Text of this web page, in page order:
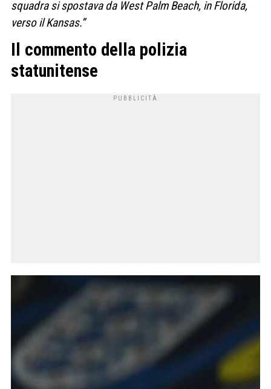
squadra si spostava da West Palm Beach, in Florida,
verso il Kansas.”
Il commento della polizia
statunitense